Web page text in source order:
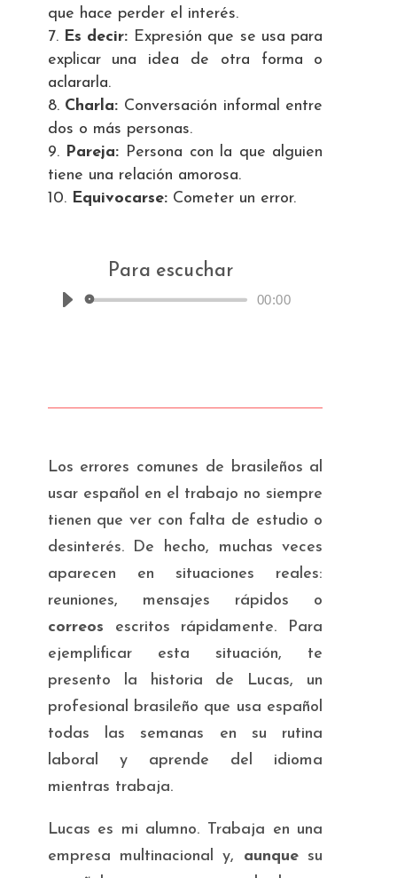
que hace perder el interés.
Es decir: Expresión que se usa para
explicar una idea de otra forma o
aclararla.
Charla: Conversación informal entre
dos o más personas.
Pareja: Persona con la que alguien
tiene una relación amorosa.
Equivocarse:Cometer un error.
Para escuchar
Reproductor00:00
Los errores comunes de brasileños al
usar español en el trabajo no siempre
tienen que ver con falta de estudio o
desinterés. De hecho, muchas veces
aparecen en situaciones reales:
reuniones, mensajes rápidos o
correos escritos rápidamente. Para
ejemplificar esta situación, te
presento la historia de Lucas, un
profesional brasileño que usa español
todas las semanas en su rutina
laboral y aprende del idioma
mientras trabaja.
Lucas es mi alumno. Trabaja en una
empresa multinacional y, aunquesu